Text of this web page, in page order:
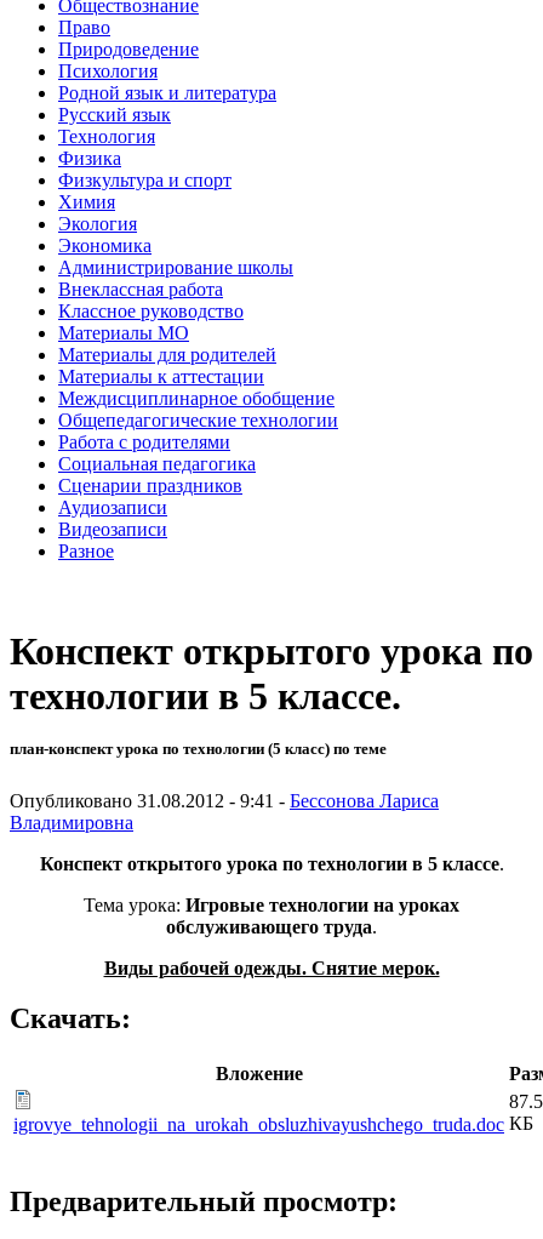
Обществознание
Право
Природоведение
Психология
Родной язык и литература
Русский язык
Технология
Физика
Физкультура и спорт
Химия
Экология
Экономика
Администрирование школы
Внеклассная работа
Классное руководство
Материалы МО
Материалы для родителей
Материалы к аттестации
Междисциплинарное обобщение
Общепедагогические технологии
Работа с родителями
Социальная педагогика
Сценарии праздников
Аудиозаписи
Видеозаписи
Разное
Конспект открытого урока по
технологии в 5 классе.
план-конспект урока по технологии (5 класс) по теме
Опубликовано 31.08.2012 - 9:41 - Бессонова Лариса
Владимировна
Конспект открытого урока по технологии в 5 классе.
Тема урока: Игровые технологии на уроках
обслуживающего труда.
Виды рабочей одежды. Снятие мерок.
Скачать:
Вложение
igrovye_tehnologii_na_urokah_obsluzhivayushchego_truda.doc
87.5
КБ
Предварительный просмотр: